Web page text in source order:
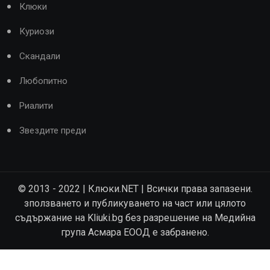
Клюки
Куриози
Скандали
Любопитно
Риалити
Звездите преди
© 2013 - 2022 | Клюки.NET | Всички права запазени.
зползването и публикуването на част или цялото
съдържание на Kliuki.bg без разрешение на Медийна
група Асмара ЕООД е забранено.